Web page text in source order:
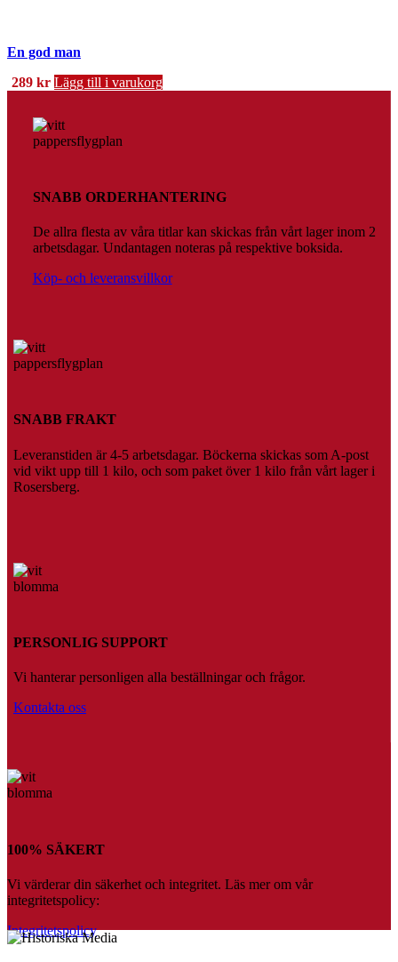
En god man
289 kr Lägg till i varukorg
SNABB ORDERHANTERING
De allra flesta av våra titlar kan skickas från vårt lager inom 2
arbetsdagar. Undantagen noteras på respektive boksida.
Köp- och leveransvillkor
SNABB FRAKT
Leveranstiden är 4-5 arbetsdagar. Böckerna skickas som A-post
vid vikt upp till 1 kilo, och som paket över 1 kilo från vårt lager i
Rosersberg.
PERSONLIG SUPPORT
Vi hanterar personligen alla beställningar och frågor.
Kontakta oss
100% SÄKERT
Vi värderar din säkerhet och integritet. Läs mer om vår
integritetspolicy:
Integritetspolicy